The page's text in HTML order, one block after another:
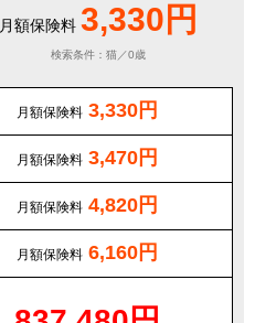
月額保険料 3,330円
検索条件：猫／0歳
月額保険料 3,330円
月額保険料 3,470円
月額保険料 4,820円
月額保険料 6,160円